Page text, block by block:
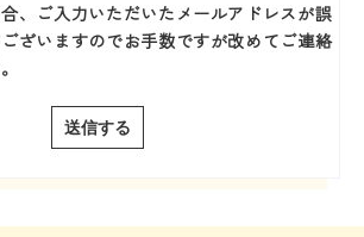
、ご入力いただいたメールアドレスが誤
ざいますのでお手数ですが改めてご連絡